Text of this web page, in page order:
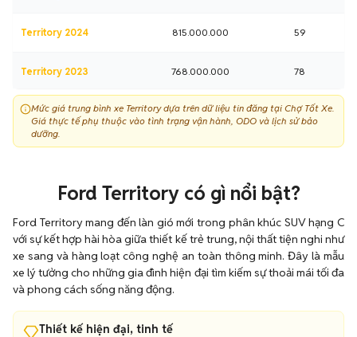
Territory 2024 815.000.000 59
Territory 2023 768.000.000 78
Territory 2022 742.000.000 6
Mức giá trung bình xe Territory dựa trên dữ liệu tin đăng tại Chợ Tốt Xe.
Giá thực tế phụ thuộc vào tình trạng vận hành, ODO và lịch sử bảo
dưỡng.
Ford Territory có gì nổi bật?
Ford Territory mang đến làn gió mới trong phân khúc SUV hạng C
với sự kết hợp hài hòa giữa thiết kế trẻ trung, nội thất tiện nghi như
xe sang và hàng loạt công nghệ an toàn thông minh. Đây là mẫu
xe lý tưởng cho những gia đình hiện đại tìm kiếm sự thoải mái tối đa
và phong cách sống năng động.
Thiết kế hiện đại, tinh tế